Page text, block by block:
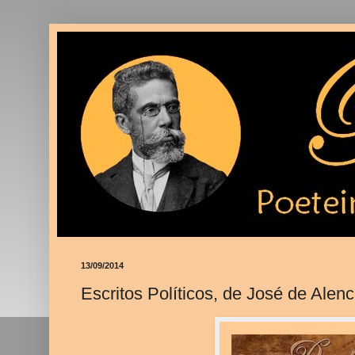
13/09/2014
Escritos Políticos, de José de